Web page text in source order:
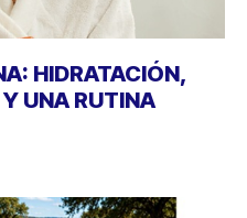
HIDRATACIÓN,
UNA RUTINA